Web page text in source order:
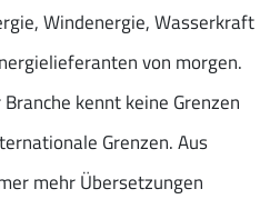
Windenergie, Wasserkraft
von morgen.
kennt keine Grenzen
Grenzen. Aus
mehr Übersetzungen